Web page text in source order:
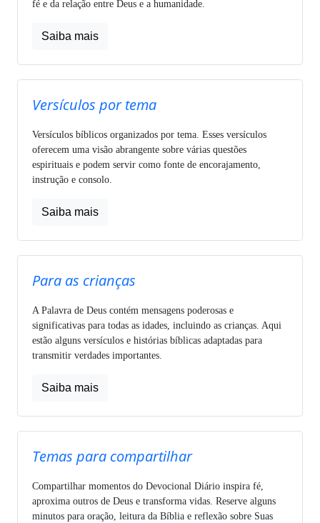
fé e da relação entre Deus e a humanidade.
Saiba mais
Versículos por tema
Versículos bíblicos organizados por tema. Esses versículos
oferecem uma visão abrangente sobre várias questões
espirituais e podem servir como fonte de encorajamento,
instrução e consolo.
Saiba mais
Para as crianças
A Palavra de Deus contém mensagens poderosas e
significativas para todas as idades, incluindo as crianças. Aqui
estão alguns versículos e histórias bíblicas adaptadas para
transmitir verdades importantes.
Saiba mais
Temas para compartilhar
Compartilhar momentos do Devocional Diário inspira fé,
aproxima outros de Deus e transforma vidas. Reserve alguns
minutos para oração, leitura da Bíblia e reflexão sobre Suas